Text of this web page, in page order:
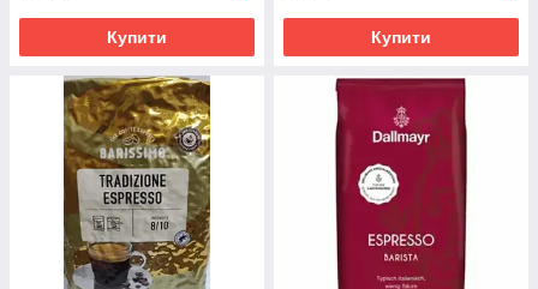
Купити Купити